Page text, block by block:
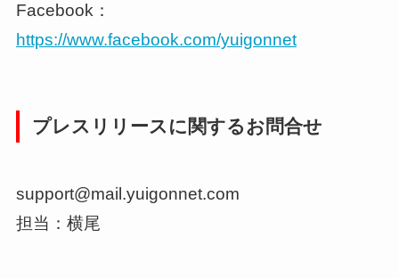
Facebook：
https://www.facebook.com/yuigonnet
プレスリリースに関するお問合せ
support@mail.yuigonnet.com
担当：横尾